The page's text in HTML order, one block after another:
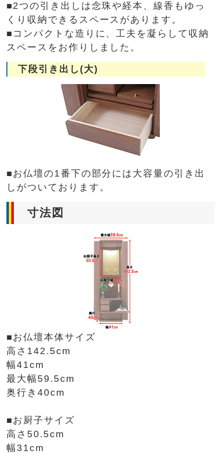
■2つの引き出しは念珠や経本、線香もゆっ
くり収納できるスペースがあります。
■コンパクトな造りに、工夫を凝らして収納
スペースをお作りしました。
下段引き出し(大)
■お仏壇の1番下の部分には大容量の引き出
しがついております。
寸法図
■お仏壇本体サイズ
高さ142.5cm
幅41cm
最大幅59.5cm
奥行き40cm
■お厨子サイズ
高さ50.5cm
幅31cm